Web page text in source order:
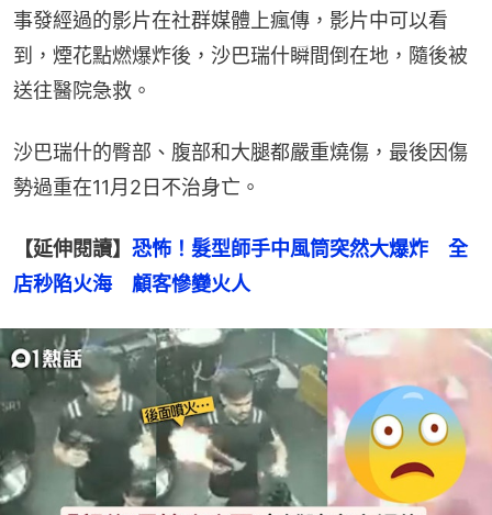
事發經過的影片在社群媒體上瘋傳，影片中可以看
到，煙花點燃爆炸後，沙巴瑞什瞬間倒在地，隨後被
送往醫院急救。
沙巴瑞什的臀部、腹部和大腿都嚴重燒傷，最後因傷
勢過重在11月2日不治身亡。
【延伸閱讀】 恐怖！髮型師手中風筒突然大爆炸　全
店秒陷火海　顧客慘變火人